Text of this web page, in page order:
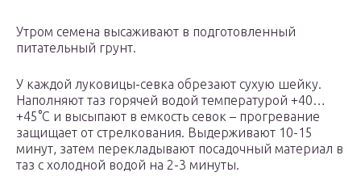
Утром семена высаживают в подготовленный
питательный грунт.
У каждой луковицы-севка обрезают сухую шейку.
Наполняют таз горячей водой температурой +40…
+45°С и высыпают в емкость севок – прогревание
защищает от стрелкования. Выдерживают 10-15
минут, затем перекладывают посадочный материал в
таз с холодной водой на 2-3 минуты.